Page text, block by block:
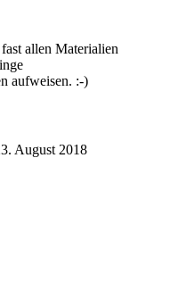
allen Materialien
aufweisen. :-)
August 2018